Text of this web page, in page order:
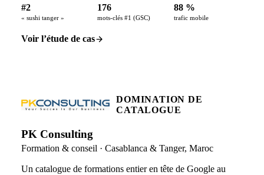
#2
« sushi tanger »
176
mots-clés #1 (GSC)
88 %
trafic mobile
Voir l’étude de cas
DOMINATION DE
CATALOGUE
PK Consulting
Formation & conseil · Casablanca & Tanger, Maroc
Un catalogue de formations entier en tête de Google au